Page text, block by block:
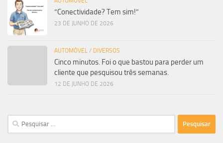
“Conectividade? Tem sim!”
23 DE JUNHO DE 2026
AUTOMÓVEL / DIVERSOS
Cinco minutos. Foi o que bastou para perder um
cliente que pesquisou três semanas.
12 DE JUNHO DE 2026
Pesquisar
por: